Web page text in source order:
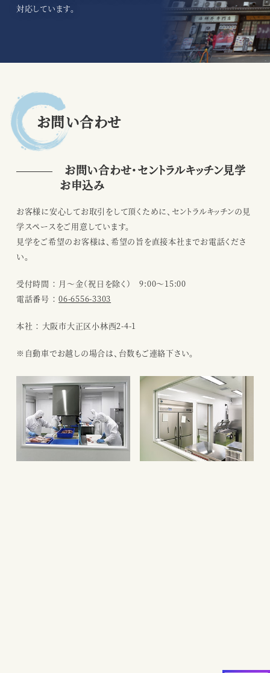
対応しています。
お問い合わせ
お問い合わせ・セントラルキッチン見学
お申込み
お客様に安心してお取引をして頂くために、セントラルキッチンの見
学スペースをご用意しています。
見学をご希望のお客様は、希望の旨を直接本社までお電話くださ
い。
受付時間 ： 月～金（祝日を除く） 9:00～15:00
電話番号 ：06-6556-3303
本社 ： 大阪市大正区小林西2-4-1
※自動車でお越しの場合は、台数もご連絡下さい。